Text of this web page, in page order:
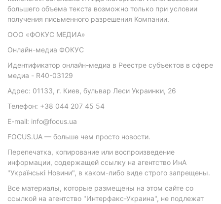
большего объема текста возможно только при условии
получения письменного разрешения Компании.
ООО «ФОКУС МЕДИА»
Онлайн-медиа ФОКУС
Идентификатор онлайн-медиа в Реестре субъектов в сфере
медиа - R40-03129
Адрес: 01133, г. Киев, бульвар Леси Украинки, 26
Телефон: +38 044 207 45 54
E-mail: info@focus.ua
FOCUS.UA — больше чем просто новости.
Перепечатка, копирование или воспроизведение
информации, содержащей ссылку на агентство ИнА
"Українські Новини", в каком-либо виде строго запрещены.
Все материалы, которые размещены на этом сайте со
ссылкой на агентство "Интерфакс-Украина", не подлежат